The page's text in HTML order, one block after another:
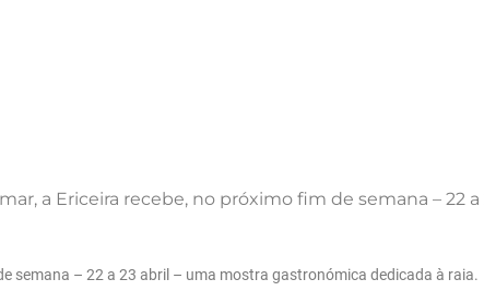
a Ericeira recebe, no próximo fim de semana – 22